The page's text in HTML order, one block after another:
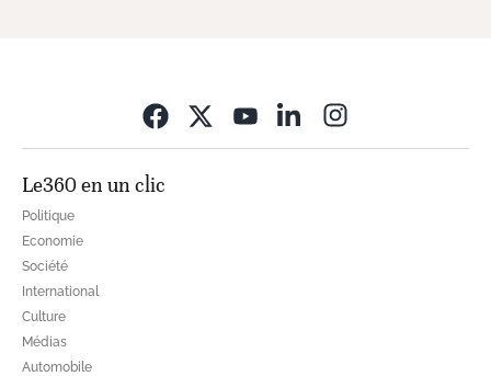
Le360 en un clic
Politique
Economie
Société
International
Culture
Médias
Automobile